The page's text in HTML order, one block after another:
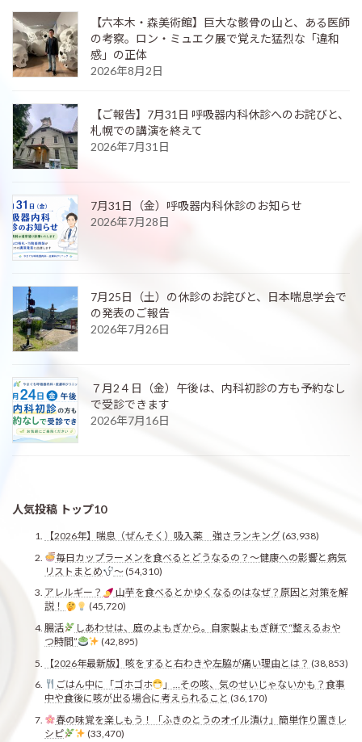
【六本木・森美術館】巨大な骸骨の山と、ある医師
の考察。ロン・ミュエク展で覚えた猛烈な「違和
感」の正体
2026年8月2日
【ご報告】7月31日 呼吸器内科休診へのお詫びと、
札幌での講演を終えて
2026年7月31日
7月31日（金）呼吸器内科休診のお知らせ
2026年7月28日
7月25日（土）の休診のお詫びと、日本喘息学会で
の発表のご報告
2026年7月26日
７月2４日（金）午後は、内科初診の方も予約なし
で受診できます
2026年7月16日
人気投稿 トップ10
【2026年】喘息（ぜんそく）吸入薬 強さランキング(63,938)
毎日カップラーメンを食べるとどうなるの？〜健康への影響と病気
リストまとめ
〜(54,310)
アレルギー？
山芋を食べるとかゆくなるのはなぜ？原因と対策を解
説！
(45,720)
腸活
しあわせは、庭のよもぎから。自家製よもぎ餅で“整えるおや
つ時間”
(42,895)
【2026年最新版】咳をすると右わきや左脇が痛い理由とは？ (38,853)
ごはん中に「ゴホゴホ
」…その咳、気のせいじゃないかも？食事
中や食後に咳が出る場合に考えられること (36,170)
春の味覚を楽しもう！「ふきのとうのオイル漬け」簡単作り置きレ
シピ
(33,470)